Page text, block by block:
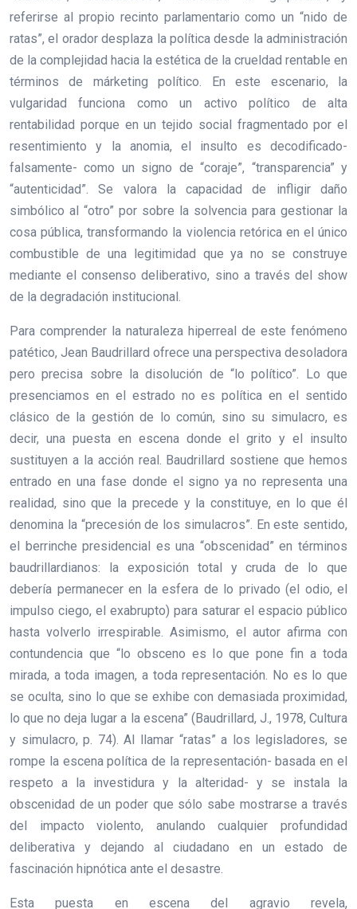
referirse al propio recinto parlamentario como un “nido de
ratas”, el orador desplaza la política desde la administración
de la complejidad hacia la estética de la crueldad rentable en
términos de márketing político. En este escenario, la
vulgaridad funciona como un activo político de alta
rentabilidad porque en un tejido social fragmentado por el
resentimiento y la anomia, el insulto es decodificado-
falsamente- como un signo de “coraje”, “transparencia” y
“autenticidad”. Se valora la capacidad de infligir daño
simbólico al “otro” por sobre la solvencia para gestionar la
cosa pública, transformando la violencia retórica en el único
combustible de una legitimidad que ya no se construye
mediante el consenso deliberativo, sino a través del show
de la degradación institucional.
Para comprender la naturaleza hiperreal de este fenómeno
patético, Jean Baudrillard ofrece una perspectiva desoladora
pero precisa sobre la disolución de “lo político”. Lo que
presenciamos en el estrado no es política en el sentido
clásico de la gestión de lo común, sino su simulacro, es
decir, una puesta en escena donde el grito y el insulto
sustituyen a la acción real. Baudrillard sostiene que hemos
entrado en una fase donde el signo ya no representa una
realidad, sino que la precede y la constituye, en lo que él
denomina la “precesión de los simulacros”. En este sentido,
el berrinche presidencial es una “obscenidad” en términos
baudrillardianos: la exposición total y cruda de lo que
debería permanecer en la esfera de lo privado (el odio, el
impulso ciego, el exabrupto) para saturar el espacio público
hasta volverlo irrespirable. Asimismo, el autor afirma con
contundencia que “lo obsceno es lo que pone fin a toda
mirada, a toda imagen, a toda representación. No es lo que
se oculta, sino lo que se exhibe con demasiada proximidad,
lo que no deja lugar a la escena” (Baudrillard, J., 1978, Cultura
y simulacro, p. 74). Al llamar “ratas” a los legisladores, se
rompe la escena política de la representación- basada en el
respeto a la investidura y la alteridad- y se instala la
obscenidad de un poder que sólo sabe mostrarse a través
del impacto violento, anulando cualquier profundidad
deliberativa y dejando al ciudadano en un estado de
fascinación hipnótica ante el desastre.
Esta puesta en escena del agravio revela,